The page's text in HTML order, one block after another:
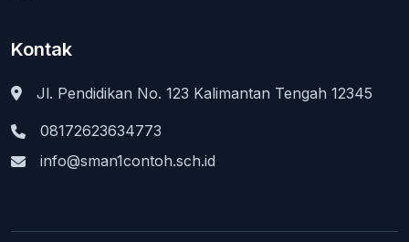
Kontak
Jl. Pendidikan No. 123 Kalimantan Tengah 12345
08172623634773
info@sman1contoh.sch.id